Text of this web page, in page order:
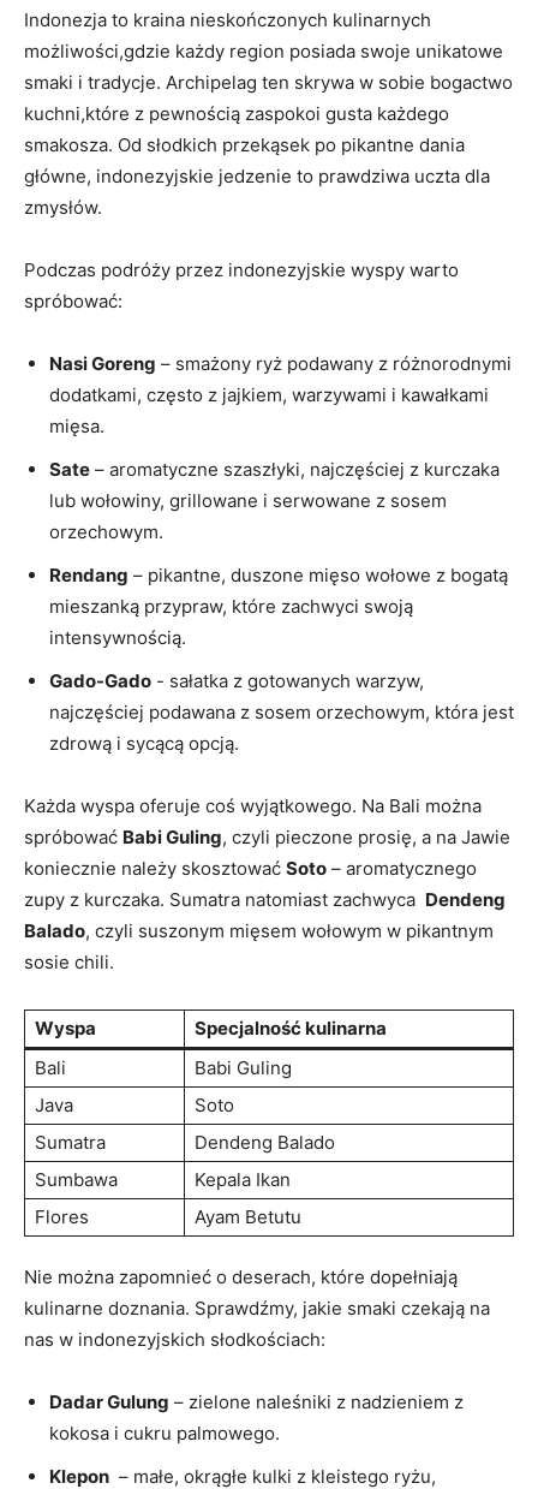
Indonezja to kraina nieskończonych kulinarnych
możliwości,gdzie każdy ​region ⁣posiada swoje unikatowe
smaki i tradycje. Archipelag ten skrywa w sobie bogactwo
kuchni,które‌ z pewnością zaspokoi gusta​ każdego
smakosza. Od słodkich przekąsek po pikantne dania
główne, ⁤indonezyjskie‌ jedzenie to prawdziwa uczta dla
zmysłów.
Podczas podróży przez⁣ indonezyjskie wyspy warto
spróbować:
Nasi ⁣Goreng – smażony ryż podawany z różnorodnymi
dodatkami, często z jajkiem,​ warzywami i kawałkami
mięsa.
Sate – aromatyczne szaszłyki, najczęściej z kurczaka
lub​ wołowiny, grillowane i serwowane z sosem
orzechowym.
Rendang – pikantne, duszone mięso wołowe z bogatą
mieszanką przypraw, które zachwyci swoją
intensywnością.
Gado-Gado -⁢ sałatka‌ z gotowanych warzyw,
najczęściej podawana‍ z sosem orzechowym, która ⁤jest
‍zdrową i sycącą opcją.
Każda wyspa ‍oferuje coś wyjątkowego. ⁣Na Bali można
spróbować Babi ⁤Guling, czyli pieczone prosię, a na ⁢Jawie
koniecznie należy skosztować Soto – aromatycznego
zupy z kurczaka. Sumatra natomiast ⁢zachwyca ‌ Dendeng
Balado, czyli suszonym mięsem wołowym w pikantnym
sosie chili.
Wyspa
Specjalność kulinarna
Bali
Babi ​Guling
Java
Soto
Sumatra
Dendeng Balado
Sumbawa
Kepala Ikan
Flores
Ayam Betutu
Nie‍ można zapomnieć o deserach, które dopełniają
kulinarne doznania. Sprawdźmy, jakie smaki czekają na
nas w indonezyjskich słodkościach:
Dadar Gulung – zielone ⁣naleśniki z nadzieniem ⁢z
kokosa i cukru palmowego.
Klepon ⁤ – małe, okrągłe kulki z⁣ kleistego ryżu,‍